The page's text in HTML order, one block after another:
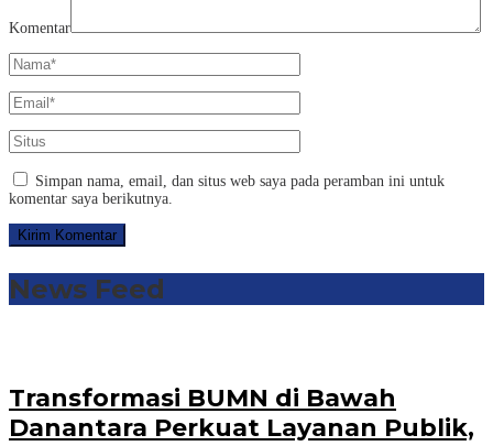
Komentar
Simpan nama, email, dan situs web saya pada peramban ini untuk
komentar saya berikutnya.
News Feed
Transformasi BUMN di Bawah
Danantara Perkuat Layanan Publik,